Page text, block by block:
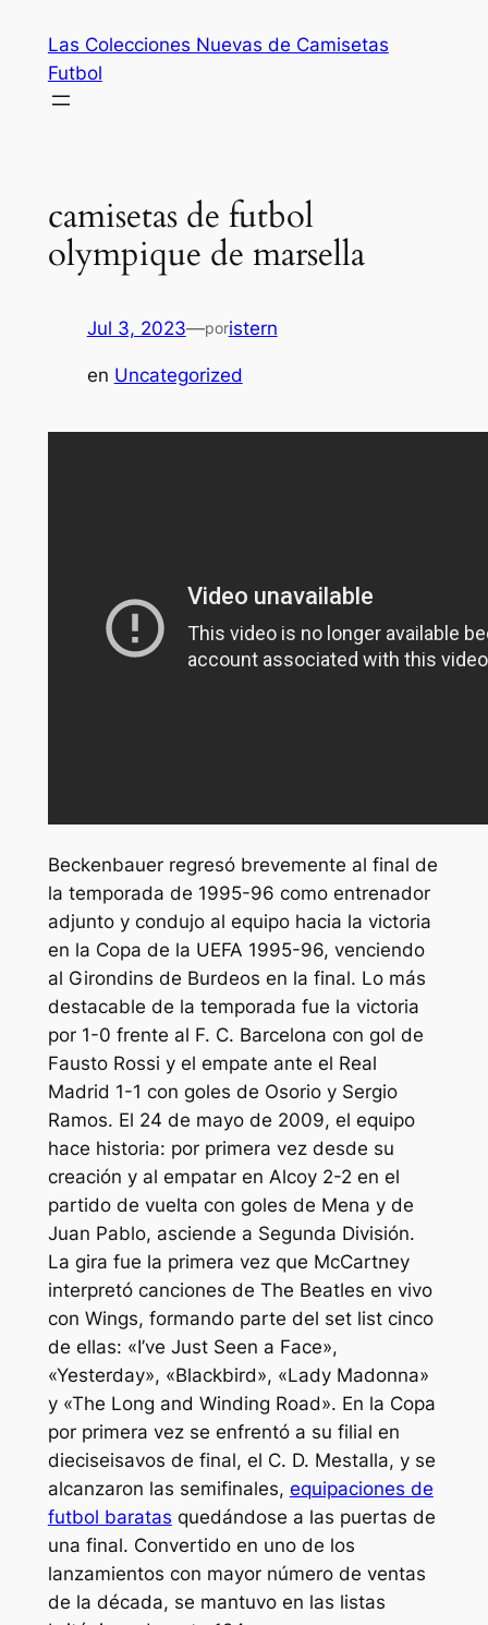
contenido
Las Colecciones Nuevas de Camisetas
Futbol
camisetas de futbol
olympique de marsella
Jul 3, 2023—poristern
en Uncategorized
Beckenbauer regresó brevemente al final de
la temporada de 1995-96 como entrenador
adjunto y condujo al equipo hacia la victoria
en la Copa de la UEFA 1995-96, venciendo
al Girondins de Burdeos en la final. Lo más
destacable de la temporada fue la victoria
por 1-0 frente al F. C. Barcelona con gol de
Fausto Rossi y el empate ante el Real
Madrid 1-1 con goles de Osorio y Sergio
Ramos. El 24 de mayo de 2009, el equipo
hace historia: por primera vez desde su
creación y al empatar en Alcoy 2-2 en el
partido de vuelta con goles de Mena y de
Juan Pablo, asciende a Segunda División.
La gira fue la primera vez que McCartney
interpretó canciones de The Beatles en vivo
con Wings, formando parte del set list cinco
de ellas: «I’ve Just Seen a Face»,
«Yesterday», «Blackbird», «Lady Madonna»
y «The Long and Winding Road». En la Copa
por primera vez se enfrentó a su filial en
dieciseisavos de final, el C. D. Mestalla, y se
alcanzaron las semifinales, equipaciones de
futbol baratas quedándose a las puertas de
una final. Convertido en uno de los
lanzamientos con mayor número de ventas
de la década, se mantuvo en las listas